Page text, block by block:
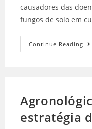
causadores das
fungos de solo em
Continue Reading
estratégia